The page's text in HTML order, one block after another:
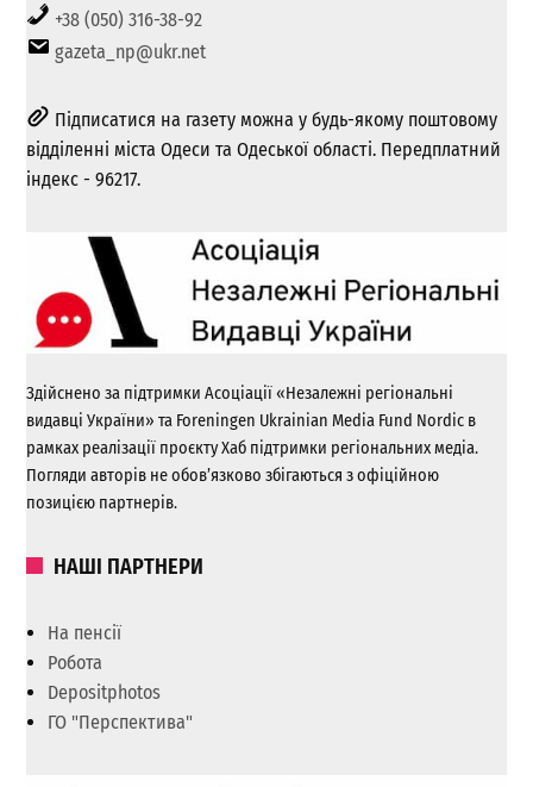
+38 (050) 316-38-92
gazeta_np@ukr.net
Підписатися на газету можна у будь-якому поштовому
відділенні міста Одеси та Одеської області. Передплатний
індекс - 96217.
Здійснено за підтримки Асоціації «Незалежні регіональні
видавці України» та Foreningen Ukrainian Media Fund Nordic в
рамках реалізації проєкту Хаб підтримки регіональних медіа.
Погляди авторів не обов’язково збігаються з офіційною
позицією партнерів.
НАШІ ПАРТНЕРИ
На пенсії
Робота
Depositphotos
ГО "Перспектива"